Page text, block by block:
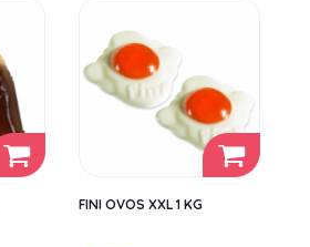
FINI OVOS XXL 1 KG